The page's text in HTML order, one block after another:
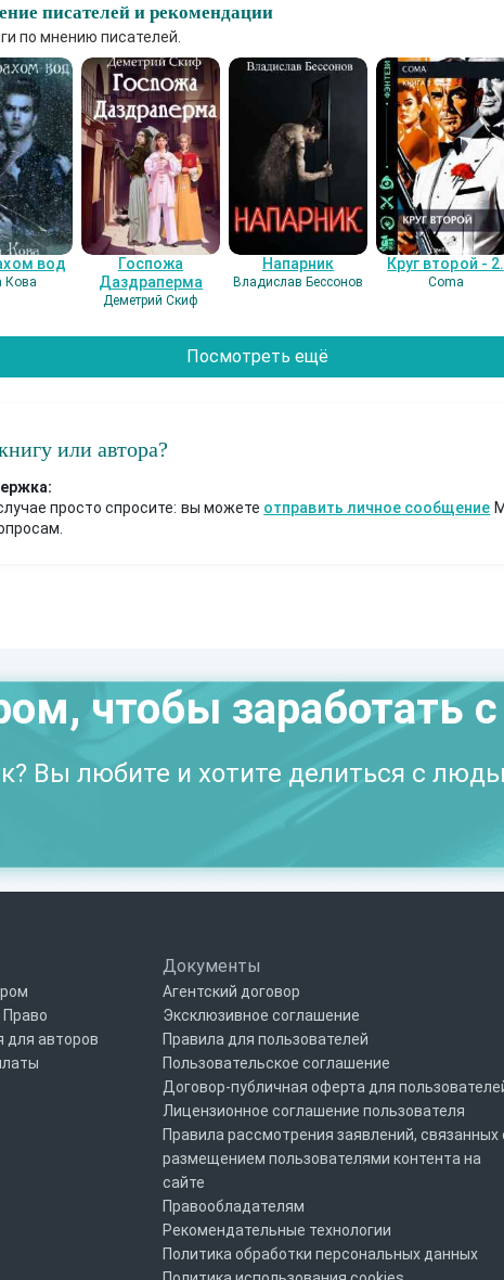
писателей и рекомендации
по мнению писателей.
вод
Кова
Госпожа
Даздраперма
Деметрий Скиф
Напарник
Владислав Бессонов
Круг второй - 2.
Coma
Посмотреть ещё
или автора?
просто спросите: вы можете отправить личное сообщение
чтобы заработать
Вы любите и хотите делиться с
для авторов
Документы
Агентский договор
Эксклюзивное соглашение
Правила для пользователей
Пользовательское соглашение
Договор-публичная оферта для
Лицензионное соглашение пользователя
Правила рассмотрения заявлений, связанных
размещением пользователями контента на
сайте
Правообладателям
Рекомендательные технологии
Политика обработки персональных данных